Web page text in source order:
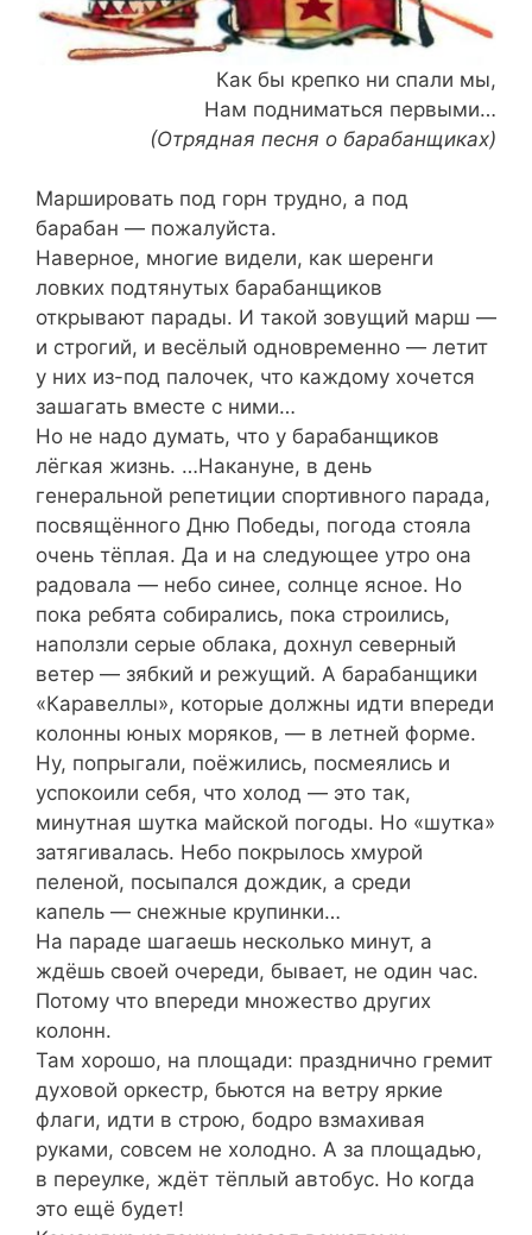
Как бы крепко ни спали мы,
Нам подниматься первыми…
(Отрядная песня о барабанщиках)
Маршировать под горн трудно, а под
барабан — пожалуйста.
Наверное, многие видели, как шеренги
ловких подтянутых барабанщиков
открывают парады. И такой зовущий марш —
и строгий, и весёлый одновременно — летит
у них из-под палочек, что каждому хочется
зашагать вместе с ними…
Но не надо думать, что у барабанщиков
лёгкая жизнь. …Накануне, в день
генеральной репетиции спортивного парада,
посвящённого Дню Победы, погода стояла
очень тёплая. Да и на следующее утро она
радовала — небо синее, солнце ясное. Но
пока ребята собирались, пока строились,
наползли серые облака, дохнул северный
ветер — зябкий и режущий. А барабанщики
«Каравеллы», которые должны идти впереди
колонны юных моряков, — в летней форме.
Ну, попрыгали, поёжились, посмеялись и
успокоили себя, что холод — это так,
минутная шутка майской погоды. Но «шутка»
затягивалась. Небо покрылось хмурой
пеленой, посыпался дождик, а среди
капель — снежные крупинки…
На параде шагаешь несколько минут, а
ждёшь своей очереди, бывает, не один час.
Потому что впереди множество других
колонн.
Там хорошо, на площади: празднично гремит
духовой оркестр, бьются на ветру яркие
флаги, идти в строю, бодро взмахивая
руками, совсем не холодно. А за площадью,
в переулке, ждёт тёплый автобус. Но когда
это ещё будет!